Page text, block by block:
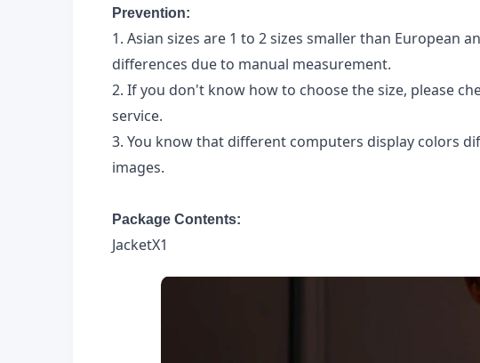
Prevention:
1. Asian sizes are 1 to 2 sizes smaller than European
differences due to manual measurement.
2. If you don't know how to choose the size, please
service.
3. You know that different computers display colors
images.
Package Contents:
JacketX1